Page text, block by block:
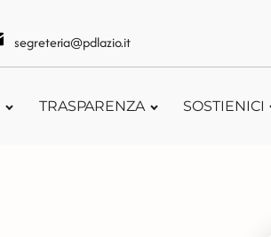
segreteria@pdlazio.it
TRASPARENZA SOSTIENICI